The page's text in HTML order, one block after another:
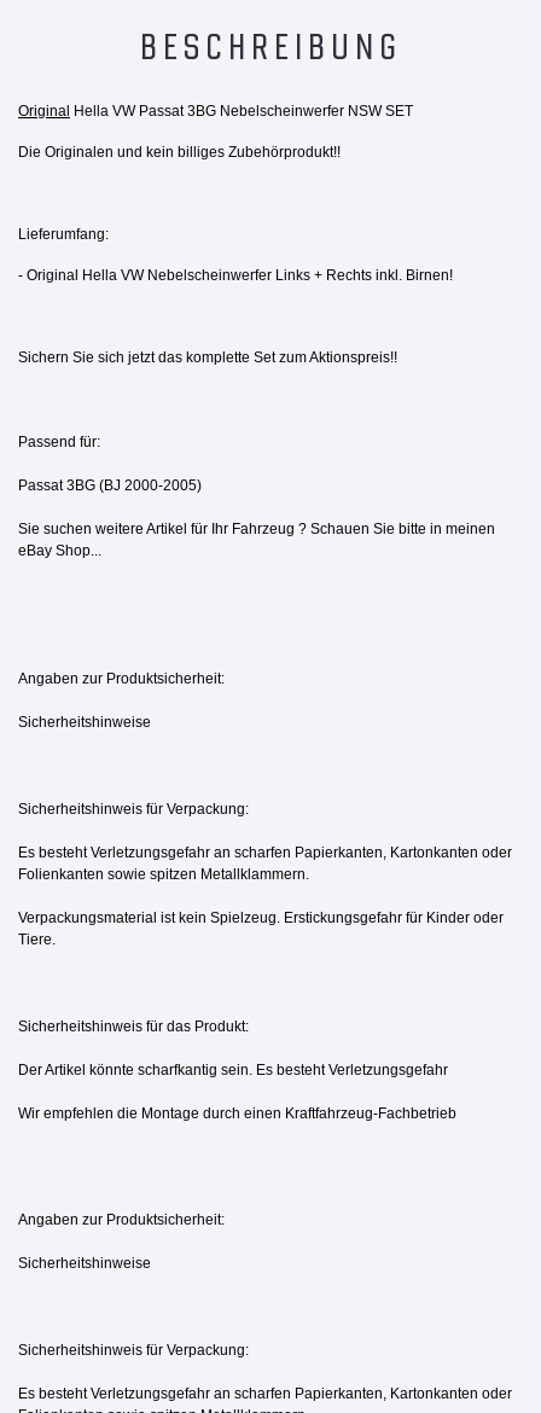
BESCHREIBUNG
Original Hella VW Passat 3BG Nebelscheinwerfer NSW SET
Die Originalen und kein billiges Zubehörprodukt!!
Lieferumfang:
- Original Hella VW Nebelscheinwerfer Links + Rechts inkl. Birnen!
Sichern Sie sich jetzt das komplette Set zum Aktionspreis!!
Passend für:
Passat 3BG (BJ 2000-2005)
Sie suchen weitere Artikel für Ihr Fahrzeug ? Schauen Sie bitte in meinen
eBay Shop...
Angaben zur Produktsicherheit:
Sicherheitshinweise
Sicherheitshinweis für Verpackung:
Es besteht Verletzungsgefahr an scharfen Papierkanten, Kartonkanten oder
Folienkanten sowie spitzen Metallklammern.
Verpackungsmaterial ist kein Spielzeug. Erstickungsgefahr für Kinder oder
Tiere.
Sicherheitshinweis für das Produkt:
Der Artikel könnte scharfkantig sein. Es besteht Verletzungsgefahr
Wir empfehlen die Montage durch einen Kraftfahrzeug-Fachbetrieb
Angaben zur Produktsicherheit:
Sicherheitshinweise
Sicherheitshinweis für Verpackung:
Es besteht Verletzungsgefahr an scharfen Papierkanten, Kartonkanten oder